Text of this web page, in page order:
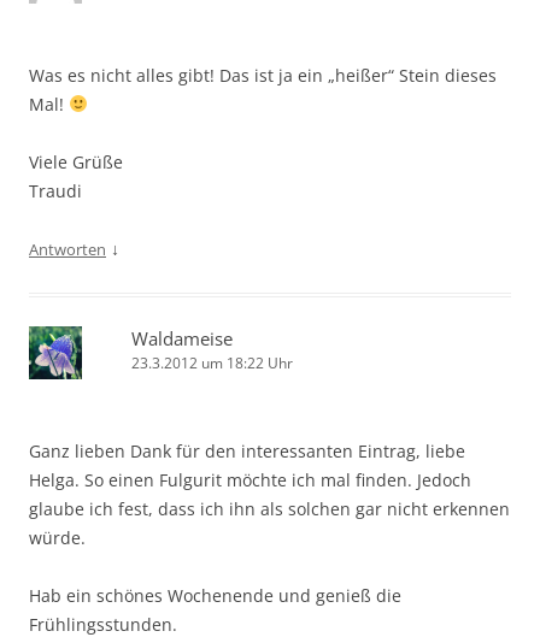
Was es nicht alles gibt! Das ist ja ein „heißer“ Stein dieses
Mal!
Viele Grüße
Traudi
Antworten ↓
Waldameise
23.3.2012 um 18:22 Uhr
Ganz lieben Dank für den interessanten Eintrag, liebe
Helga. So einen Fulgurit möchte ich mal finden. Jedoch
glaube ich fest, dass ich ihn als solchen gar nicht erkennen
würde.
Hab ein schönes Wochenende und genieß die
Frühlingsstunden.